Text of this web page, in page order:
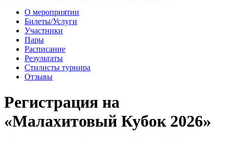
О мероприятии
Билеты/Услуги
Участники
Пары
Расписание
Результаты
Стилисты турнира
Отзывы
Регистрация на
«Малахитовый Кубок 2026»